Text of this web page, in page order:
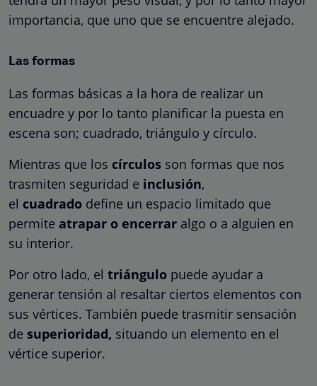
importancia, que uno que se encuentre alejado.
Las formas
Las formas básicas a la hora de realizar un
encuadre y por lo tanto planificar la puesta en
escena son; cuadrado, triángulo y círculo.
Mientras que los círculos son formas que nos
trasmiten seguridad e inclusión,
el cuadrado define un espacio limitado que
permite atrapar o encerrar algo o a alguien en
su interior.
Por otro lado, el triángulo puede ayudar a
generar tensión al resaltar ciertos elementos con
sus vértices. También puede trasmitir sensación
de superioridad, situando un elemento en el
vértice superior.